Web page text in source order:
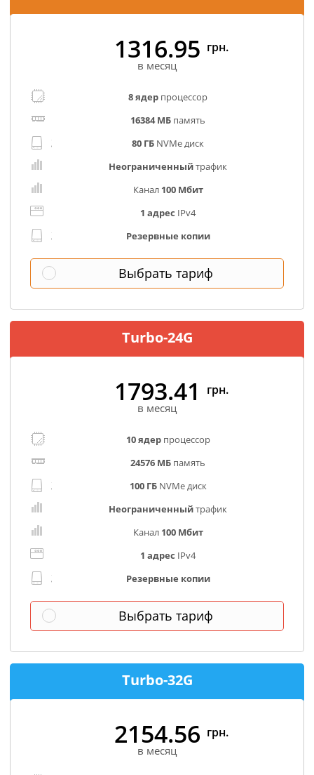
1316.95 грн.
в месяц
8 ядер процессор
16384 МБ память
80 ГБ NVMe диск
Неограниченныйтрафик
Канал 100 Мбит
1 адрес IPv4
Резервные копии
Выбрать тариф
Turbo-24G
1793.41 грн.
в месяц
10 ядер процессор
24576 МБ память
100 ГБNVMe диск
Неограниченныйтрафик
Канал 100 Мбит
1 адрес IPv4
Резервные копии
Выбрать тариф
Turbo-32G
2154.56 грн.
в месяц